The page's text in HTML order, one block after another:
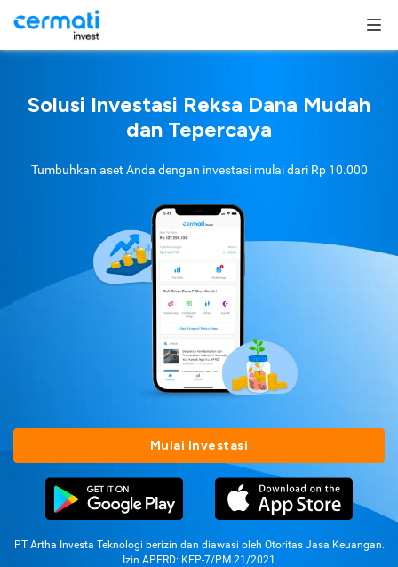
Solusi Investasi Reksa Dana Mudah
dan Tepercaya
Tumbuhkan aset Anda dengan investasi mulai dari Rp 10.000
Mulai Investasi
PT Artha Investa Teknologi berizin dan diawasi oleh Otoritas Jasa Keuangan.
Izin APERD: KEP-7/PM.21/2021